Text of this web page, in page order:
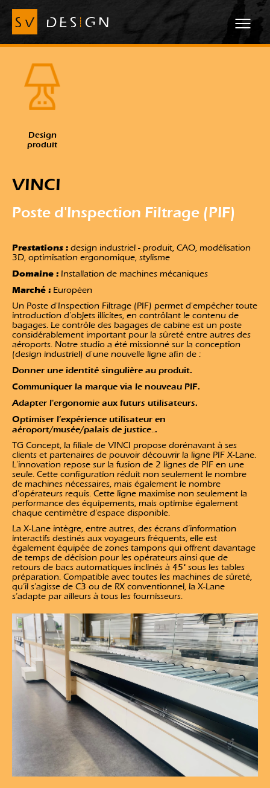
Design
produit
VINCI
Poste d'Inspection Filtrage (PIF)
Prestations : design industriel - produit, CAO, modélisation
3D, optimisation ergonomique, stylisme
Domaine : Installation de machines mécaniques
Marché : Européen
Un Poste d'Inspection Filtrage (PIF) permet d'empêcher toute
introduction d'objets illicites, en contrôlant le contenu de
bagages. Le contrôle des bagages de cabine est un poste
considérablement important pour la sûreté entre autres des
aéroports. Notre studio a été missionné sur la conception
(design industriel) d'une nouvelle ligne afin de :
Donner une identité singulière au produit.
Communiquer la marque via le nouveau PIF.
Adapter l'ergonomie aux futurs utilisateurs.
Optimiser l’expérience utilisateur en
aéroport/musée/palais de justice...
TG Concept, la filiale de VINCI propose dorénavant à ses
clients et partenaires de pouvoir découvrir la ligne PIF X-Lane.
L'innovation repose sur la fusion de 2 lignes de PIF en une
seule. Cette configuration réduit non seulement le nombre
de machines nécessaires, mais également le nombre
d’opérateurs requis. Cette ligne maximise non seulement la
performance des équipements, mais optimise également
chaque centimètre d’espace disponible.
La X-Lane intègre, entre autres, des écrans d’information
interactifs destinés aux voyageurs fréquents, elle est
également équipée de zones tampons qui offrent davantage
de temps de décision pour les opérateurs ainsi que de
retours de bacs automatiques inclinés à 45° sous les tables
préparation. Compatible avec toutes les machines de sûreté,
qu’il s’agisse de C3 ou de RX conventionnel, la X-Lane
s’adapte par ailleurs à tous les fournisseurs.